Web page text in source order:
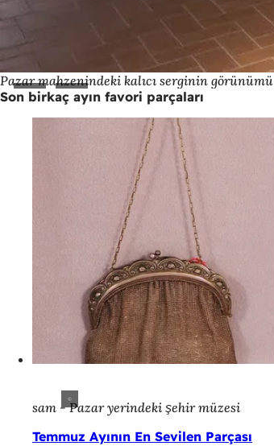
Pazar mahzenindeki kalıcı serginin görünümü
Son birkaç ayın favori parçaları
sam - Pazar yerindeki şehir müzesi
Temmuz Ayının En Sevilen Parçası